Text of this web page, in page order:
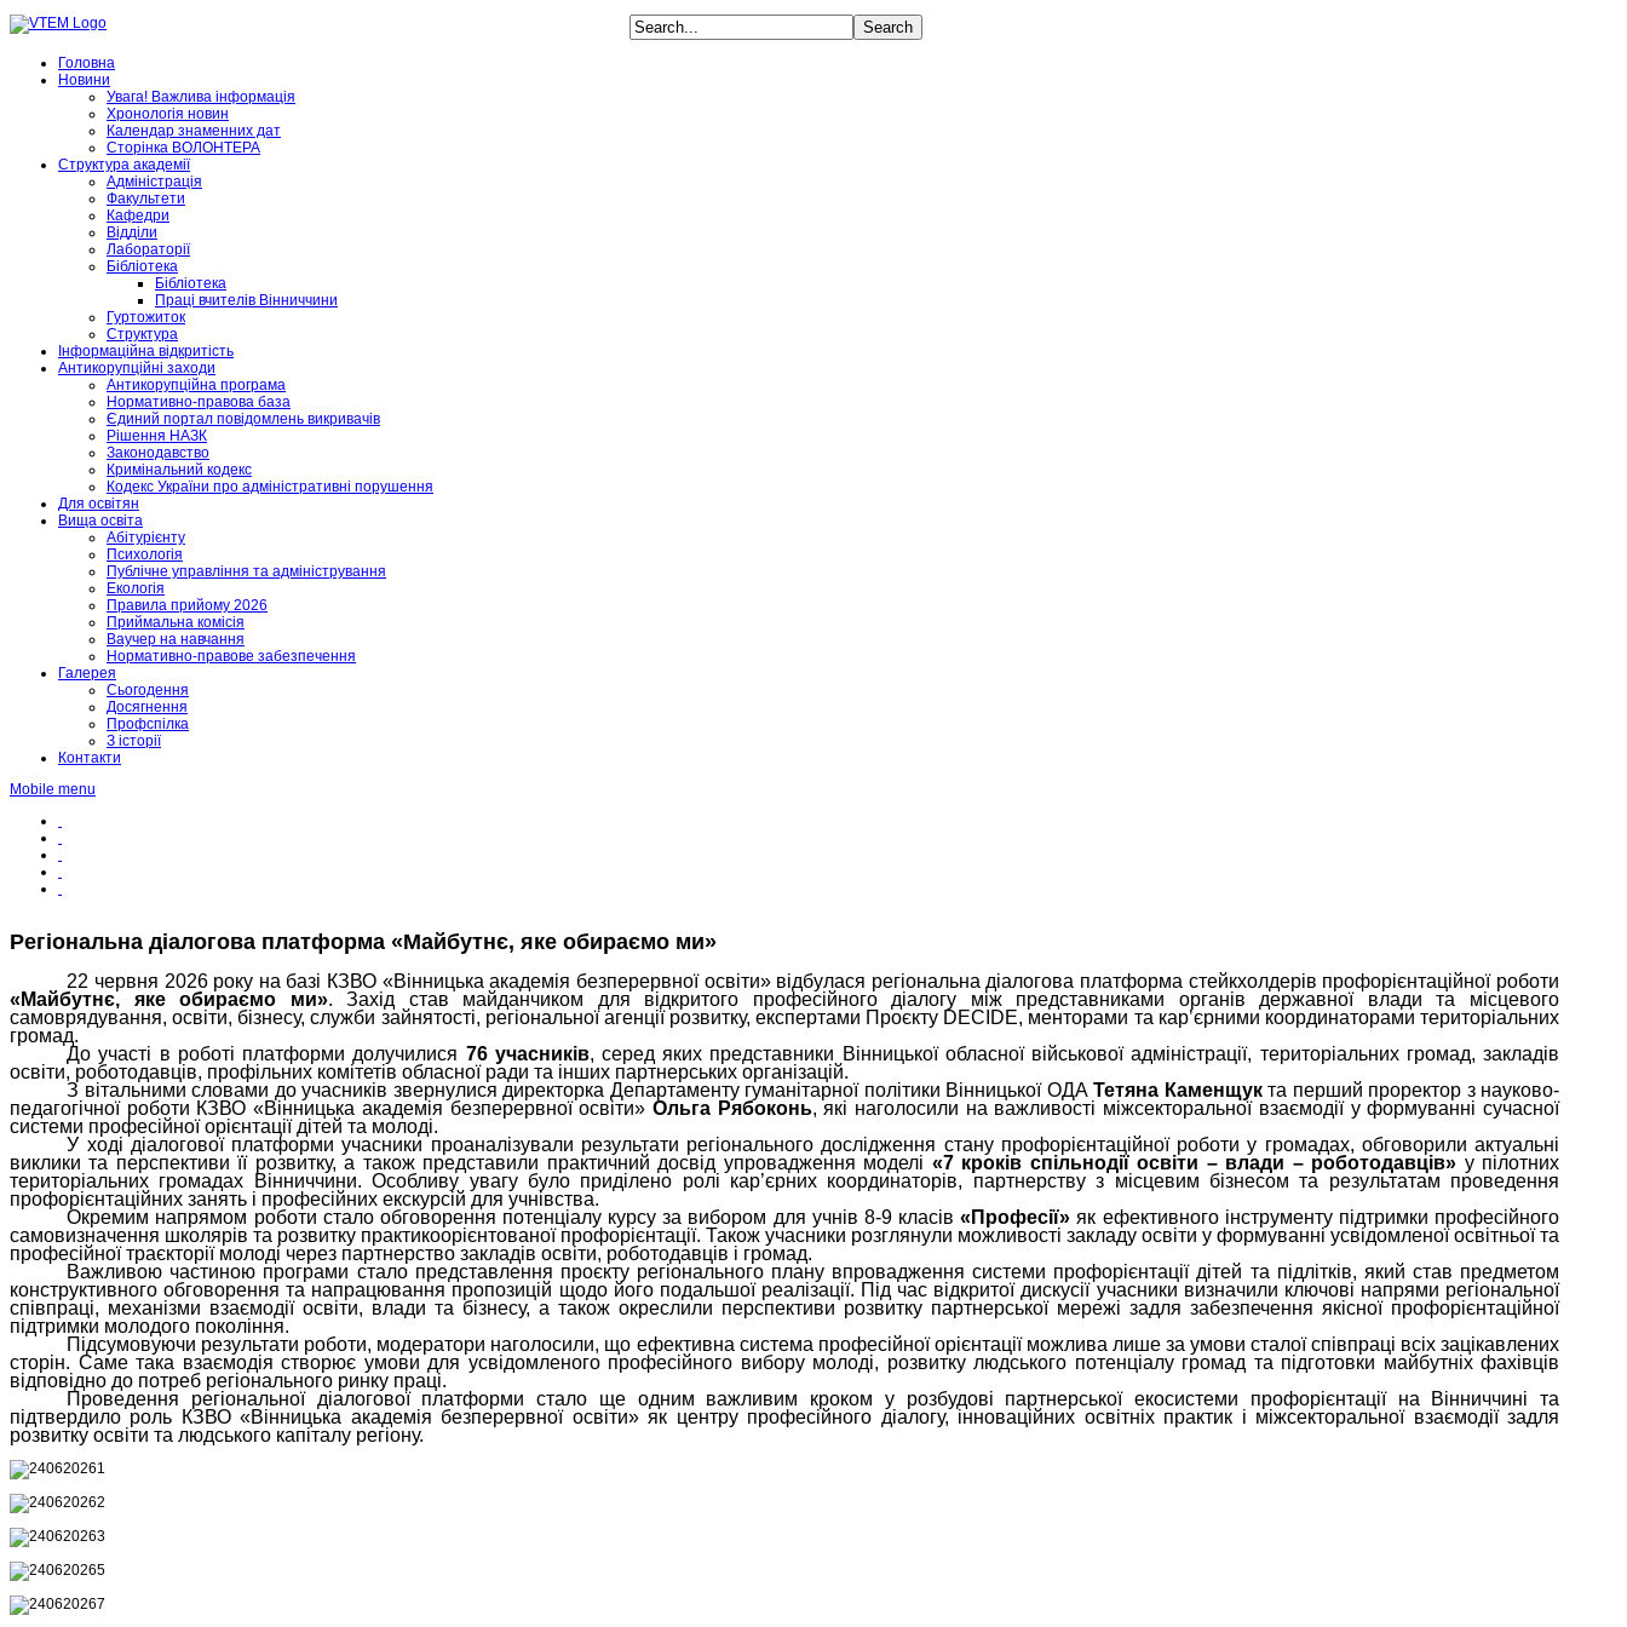
Головна
Новини
Увага! Важлива інформація
Хронологія новин
Календар знаменних дат
Сторінка ВОЛОНТЕРА
Структура академії
Адміністрація
Факультети
Кафедри
Відділи
Лабораторії
Бібліотека
Бібліотека
Праці вчителів Вінниччини
Гуртожиток
Структура
Інформаційна відкритість
Антикорупційні заходи
Антикорупційна програма
Нормативно-правова база
Єдиний портал повідомлень викривачів
Рішення НАЗК
Законодавство
Кримінальний кодекс
Кодекс України про адміністративні порушення
Для освітян
Вища освіта
Абітурієнту
Психологія
Публічне управління та адміністрування
Екологія
Правила прийому 2026
Приймальна комісія
Ваучер на навчання
Нормативно-правове забезпечення
Галерея
Сьогодення
Досягнення
Профспілка
З історії
Контакти
Mobile menu
Регіональна діалогова платформа «Майбутнє, яке обираємо ми»
22 червня 2026 року на базі КЗВО «Вінницька академія безперервної освіти» відбулася регіональна діалогова платформа стейкхолдерів профорієнтаційної роботи
«Майбутнє, яке обираємо ми». Захід став майданчиком для відкритого професійного діалогу між представниками органів державної влади та місцевого
самоврядування, освіти, бізнесу, служби зайнятості, регіональної агенції розвитку, експертами Проєкту DECIDE, менторами та кар’єрними координаторами територіальних
громад.
До участі в роботі платформи долучилися 76 учасників, серед яких представники Вінницької обласної військової адміністрації, територіальних громад, закладів
освіти, роботодавців, профільних комітетів обласної ради та інших партнерських організацій.
З вітальними словами до учасників звернулися директорка Департаменту гуманітарної політики Вінницької ОДАТетяна Каменщукта перший проректор з науково-
педагогічної роботи КЗВО «Вінницька академія безперервної освіти» Ольга Рябоконь, які наголосили на важливості міжсекторальної взаємодії у формуванні сучасної
системи професійної орієнтації дітей та молоді.
У ході діалогової платформи учасники проаналізували результати регіонального дослідження стану профорієнтаційної роботи у громадах, обговорили актуальні
виклики та перспективи її розвитку, а також представили практичний досвід упровадження моделі «7 кроків спільнодії освіти – влади – роботодавців» у пілотних
територіальних громадах Вінниччини. Особливу увагу було приділено ролі кар’єрних координаторів, партнерству з місцевим бізнесом та результатам проведення
профорієнтаційних занять і професійних екскурсій для учнівства.
Окремим напрямом роботи стало обговорення потенціалу курсу за вибором для учнів 8-9 класів«Професії» як ефективного інструменту підтримки професійного
самовизначення школярів та розвитку практикоорієнтованої профорієнтації. Також учасники розглянули можливості закладу освіти у формуванні усвідомленої освітньої та
професійної траєкторії молоді через партнерство закладів освіти, роботодавців і громад.
Важливою частиною програми стало представлення проєкту регіонального плану впровадження системи профорієнтації дітей та підлітків, який став предметом
конструктивного обговорення та напрацювання пропозицій щодо його подальшої реалізації. Під час відкритої дискусії учасники визначили ключові напрями регіональної
співпраці, механізми взаємодії освіти, влади та бізнесу, а також окреслили перспективи розвитку партнерської мережі задля забезпечення якісної профорієнтаційної
підтримки молодого покоління.
Підсумовуючи результати роботи, модератори наголосили, що ефективна система професійної орієнтації можлива лише за умови сталої співпраці всіх зацікавлених
сторін. Саме така взаємодія створює умови для усвідомленого професійного вибору молоді, розвитку людського потенціалу громад та підготовки майбутніх фахівців
відповідно до потреб регіонального ринку праці.
Проведення регіональної діалогової платформи стало ще одним важливим кроком у розбудові партнерської екосистеми профорієнтації на Вінниччині та
підтвердило роль КЗВО «Вінницька академія безперервної освіти» як центру професійного діалогу, інноваційних освітніх практик і міжсекторальної взаємодії задля
розвитку освіти та людського капіталу регіону.